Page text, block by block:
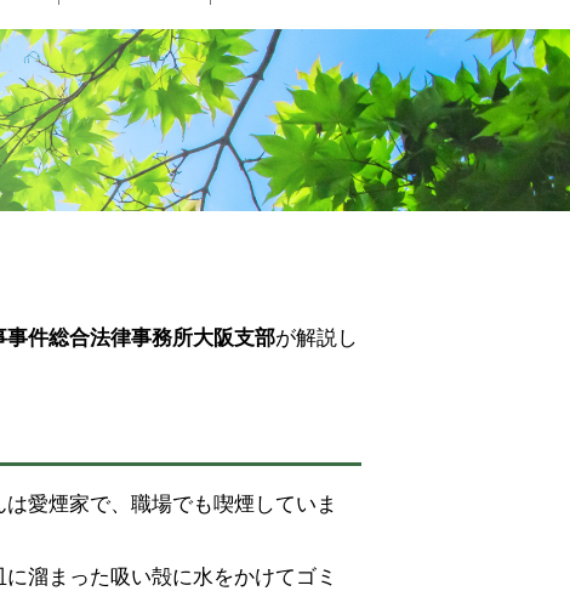
件総合法律事務所大阪支部が解説し
愛煙家で、職場でも喫煙していま
溜まった吸い殻に水をかけてゴミ